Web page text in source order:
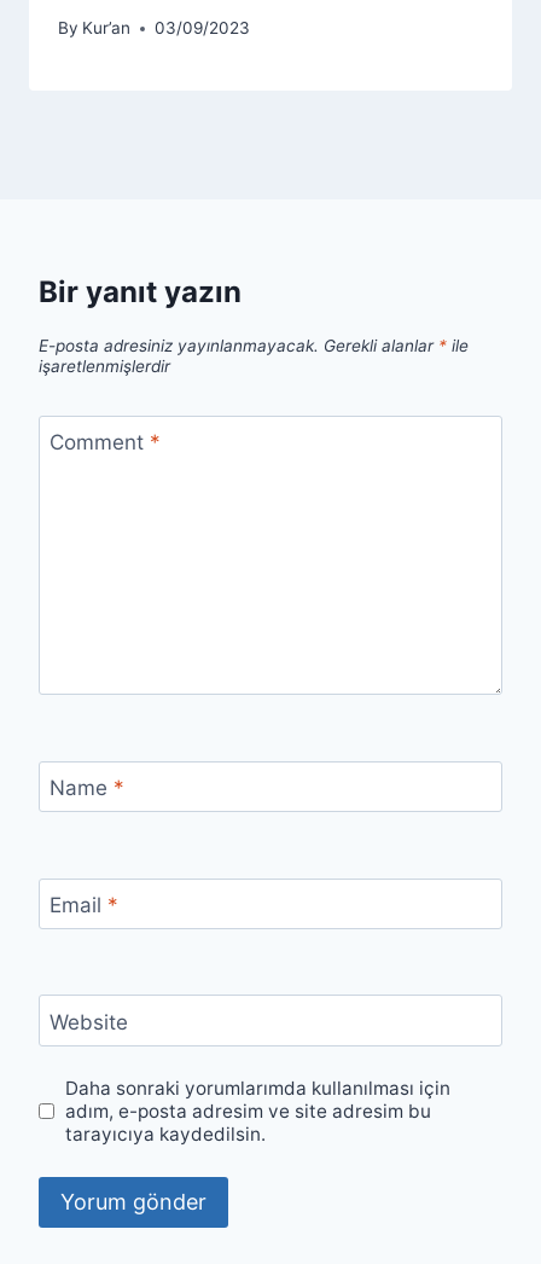
By Kur’an 03/09/2023
Bir yanıt yazın
E-posta adresiniz yayınlanmayacak. Gerekli alanlar * ile
işaretlenmişlerdir
Comment *
Name *
Email *
Website
Daha sonraki yorumlarımda kullanılması için
adım, e-posta adresim ve site adresim bu
tarayıcıya kaydedilsin.